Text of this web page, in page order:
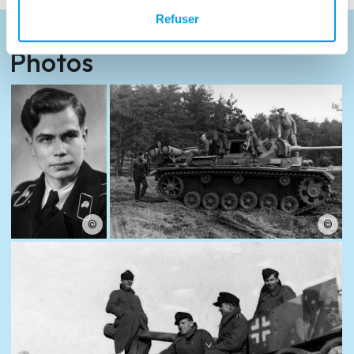
Refuser
Photos
© ©